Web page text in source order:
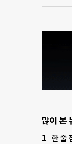
많이 본
한 줄